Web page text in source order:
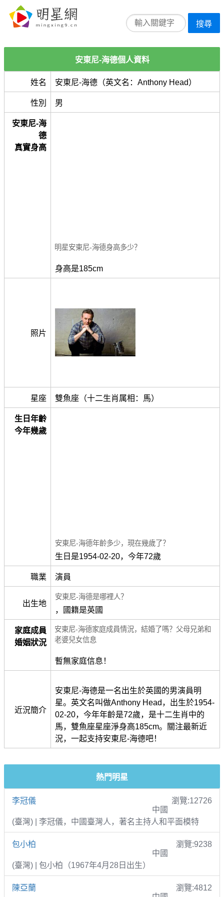
搜尋
安東尼-海德個人資料
姓名 安東尼-海德（英文名：Anthony Head）
性別 男
安東尼-海
德
真實身高
明星安東尼-海德身高多少？
身高是185cm
照片
星座 雙魚座（十二生肖属相：馬）
生日年齡
今年幾歲
安東尼-海德年齡多少，現在幾歲了？
生日是1954-02-20，今年72歲
職業 演員
出生地
安東尼-海德是哪裡人？
，國籍是英國
家庭成員
婚姻狀況
安東尼-海德家庭成員情況，結婚了嗎？父母兄弟和
老婆兒女信息
暫無家庭信息！
近況簡介
安東尼-海德是一名出生於英國的男演員明
星。英文名叫做Anthony Head，出生於1954-
02-20，今年年齡是72歲，是十二生肖中的
馬，雙魚座星座淨身高185cm。關注最新近
況，一起支持安東尼-海德吧！
熱門明星
李冠儀
瀏覽:12726
中國
(臺灣) | 李冠儀，中國臺灣人，著名主持人和平面模特
包小柏
瀏覽:9238
中國
(臺灣) | 包小柏（1967年4月28日出生）
陳亞蘭
瀏覽:4812